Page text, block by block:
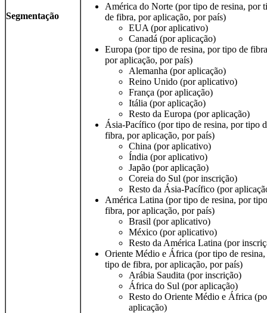
Segmentação
América do Norte (por tipo de resina, por
de fibra, por aplicação, por país)
EUA (por aplicativo)
Canadá (por aplicação)
Europa (por tipo de resina, por tipo de
por aplicação, por país)
Alemanha (por aplicação)
Reino Unido (por aplicativo)
França (por aplicação)
Itália (por aplicação)
Resto da Europa (por aplicação)
Ásia-Pacífico (por tipo de resina, por tipo
fibra, por aplicação, por país)
China (por aplicativo)
Índia (por aplicativo)
Japão (por aplicação)
Coreia do Sul (por inscrição)
Resto da Ásia-Pacífico (por
América Latina (por tipo de resina, por
fibra, por aplicação, por país)
Brasil (por aplicativo)
México (por aplicativo)
Resto da América Latina (por
Oriente Médio e África (por tipo de
tipo de fibra, por aplicação, por país)
Arábia Saudita (por inscrição)
África do Sul (por aplicação)
Resto do Oriente Médio e África
aplicação)